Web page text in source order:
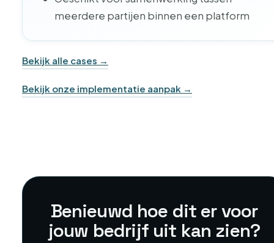
meerdere partijen binnen een platform
Bekijk alle cases →
Bekijk onze implementatie aanpak →
Benieuwd hoe dit er voor
jouw bedrijf uit kan zien?